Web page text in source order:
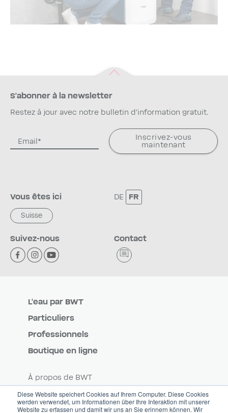
Diese Website speichert Cookies auf Ihrem Computer. Diese Cookies
werden verwendet, um Informationen über Ihre Interaktion mit unserer
Website zu erfassen und damit wir uns an Sie erinnern können. Wir
S'abonner à la newsletter
Restez à jour avec notre bulletin d'information gratuit.
Inscrivez-vous
maintenant
Vous êtes ici
Suisse
DE FR
Suivez-nous Contact
L'eau par BWT
Particuliers
Professionnels
Boutique en ligne
À propos de BWT
Carrière
Contact